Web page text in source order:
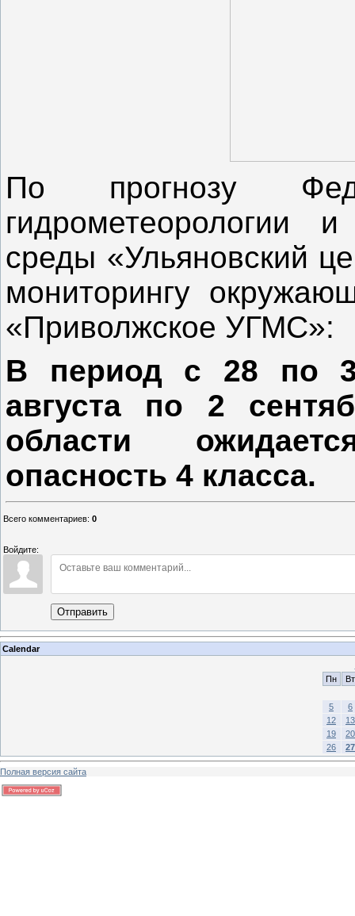
По прогнозу
гидрометеорологии
среды «Ульяновский
мониторингу
«Приволжское УГМС»:
В период с 28 по
августа по 2
области
опасность 4 класса.
Всего комментариев: 0
Войдите:
Отправить
Calendar
Пн
Вт
5
6
12
13
19
20
26
27
Полная версия сайта